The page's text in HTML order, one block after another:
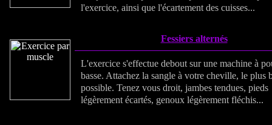
l'exercice, ainsi que l'écartement des cuisses...
Fessiers alternés
L'exercice s'effectue debout sur une machine à
basse. Attachez la sangle à votre cheville, le plus
possible. Tenez vous droit, jambes tendues, pieds
légèrement écartés, genoux légèrement fléchis...